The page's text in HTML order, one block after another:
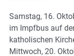
Samstag, 16.
im Impfbus auf
katholischen
Mittwoch, 20.